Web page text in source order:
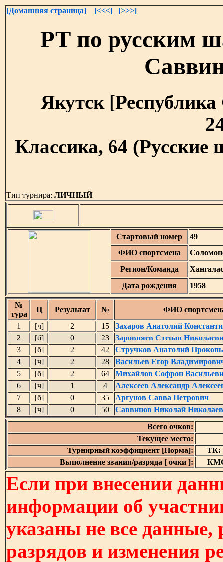
[Домашняя страница] [<<<] [>>>]
РТ по русским
Якутск
Классика, 64
Тип турнира: ЛИЧНЫЙ
Стартовый номер
49
ФИО спортсмена
Регион/Команда
Дата рождения
1958
№
тура
Ц Результат №
ФИО
1
[ч] 2 15
Захаров Анатолий
2
[б] 0 23
Заровняев Степан
3
[б] 2 42
Стручков Анатолий
4
[ч] 2 28
Васильев Егор
5
[б] 2 64
Михайлов Софрон
6
[ч] 1 4
Алексеев Александр
7
[б] 0 35
Аргунов Савва Петрович
8
[ч] 0 50
Саввинов Николай
Всего очков:
Текущее место:
Турнирный коэффициент [Норма]:
ТК:
Выполнение звания/разряда [ очки ]:
КМС
Если при внесении
информации об
указаны не все
разрядов и изменения